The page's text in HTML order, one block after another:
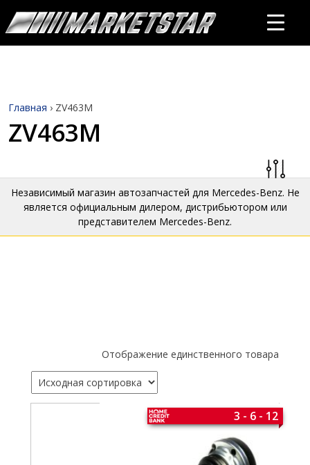
Главная › ZV463M
ZV463M
Независимый магазин автозапчастей для Mercedes-Benz. Не
является официальным дилером, дистрибьютором или
представителем Mercedes-Benz.
Отображение единственного товара
3 - 6 - 12